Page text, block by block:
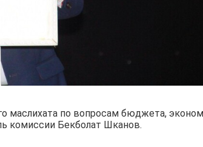
маслихата по вопросам бюджета,
комиссии Бекболат Шканов.